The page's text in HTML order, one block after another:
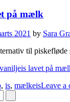
på mælk
2021 by Sara
til
lavet på
, is, mælkeisLeave a